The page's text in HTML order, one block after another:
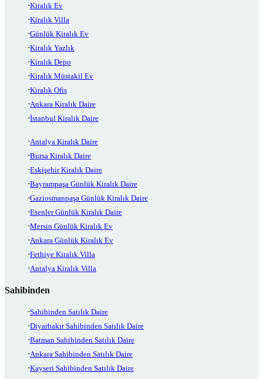
Kiralık Ev
Kiralık Villa
Günlük Kiralık Ev
Kiralık Yazlık
Kiralık Depo
Kiralık Müstakil Ev
Kiralık Ofis
Ankara Kiralık Daire
İstanbul Kiralık Daire
Antalya Kiralık Daire
Bursa Kiralık Daire
Eskişehir Kiralık Daire
Bayrampaşa Günlük Kiralık Daire
Gaziosmanpaşa Günlük Kiralık Daire
Esenler Günlük Kiralık Daire
Mersin Günlük Kiralık Ev
Ankara Günlük Kiralık Ev
Fethiye Kiralık Villa
Antalya Kiralık Villa
Sahibinden
Sahibinden Satılık Daire
Diyarbakır Sahibinden Satılık Daire
Batman Sahibinden Satılık Daire
Ankara Sahibinden Satılık Daire
Kayseri Sahibinden Satılık Daire